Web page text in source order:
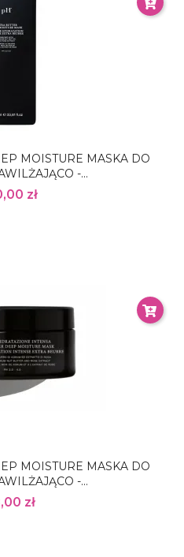
MOISTURE MASKA DO
-...
zł
MOISTURE MASKA DO
-...
zł